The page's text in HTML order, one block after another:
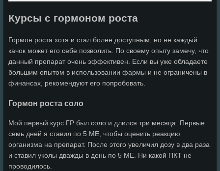
Курсы с гормоном роста
Гормон роста хотя и стал более доступным, но не каждый
качок может его себе позволить. По своему опыту замечу, что
данный препарат очень эффективен. Если вы уже обладаете
большим опытом в использовании фармы и не ограничены в
финансах, рекомендуют его попробовать.
Гормон роста соло
Мой первый курс ГР был соло и длился три месяца. Первые
семь дней я ставил по 5 МЕ, чтобы оценить реакцию
организма на препарат. После этого увеличил дозу в два раза
и ставил уколы дважды в день по 5 МЕ. Ни какой ПКТ не
проводилось.